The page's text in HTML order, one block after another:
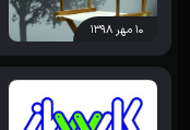
۱۰ مهر ۱۳۹۸